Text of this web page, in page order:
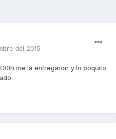
del 2015
me la entregaron y lo poquito